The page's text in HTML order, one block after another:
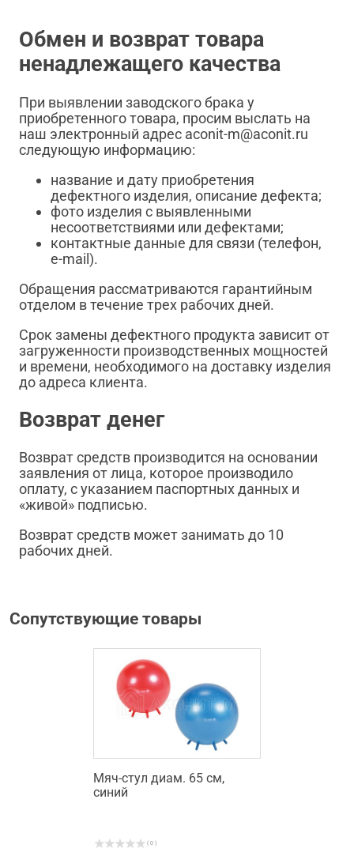
Обмен и возврат товара
ненадлежащего качества
При выявлении заводского брака у
приобретенного товара, просим выслать на
наш электронный адрес aconit-m@aconit.ru
следующую информацию:
название и дату приобретения
дефектного изделия, описание дефекта;
фото изделия с выявленными
несоответствиями или дефектами;
контактные данные для связи (телефон,
e-mail).
Обращения рассматриваются гарантийным
отделом в течение трех рабочих дней.
Срок замены дефектного продукта зависит от
загруженности производственных мощностей
и времени, необходимого на доставку изделия
до адреса клиента.
Возврат денег
Возврат средств производится на основании
заявления от лица, которое производило
оплату, с указанием паспортных данных и
«живой» подписью.
Возврат средств может занимать до 10
рабочих дней.
Сопутствующие товары
Мяч-стул диам. 65 см,
синий
( 0 )